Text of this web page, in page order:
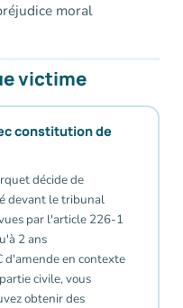
moral
victime
constitution de
décide de
devant le tribunal
par l'article 226-1
2 ans
en contexte
civile, vous
obtenir des